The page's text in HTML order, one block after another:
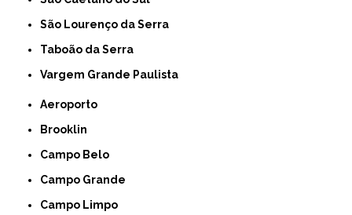
São Lourenço da Serra
Taboão da Serra
Vargem Grande Paulista
Aeroporto
Brooklin
Campo Belo
Campo Grande
Campo Limpo